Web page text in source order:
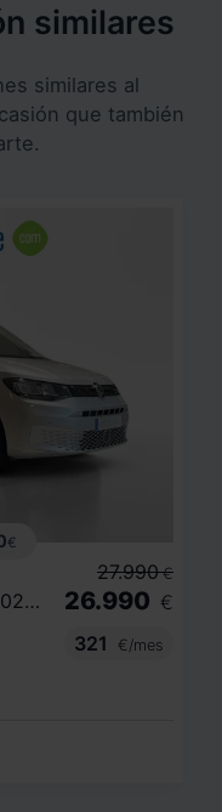
similares
similares al
que también
€
MAXI ORIGIN 2.0 TDI 75KW (102CV)
27.990 €
26.990 €
321
€/mes